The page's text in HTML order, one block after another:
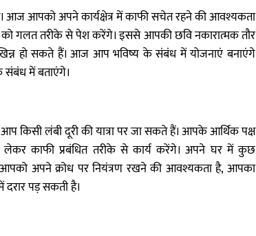
आज आपको अपने कार्यक्षेत्र में काफी सचेत रहने की आवश्यकता
गलत तरीके से पेश करेंगे। इससे आपकी छवि नकारात्मक तौर
हो सकते हैं। आज आप भविष्य के संबंध में योजनाएं बनाएंगे
में बताएंगे।
लंबी दूरी की यात्रा पर जा सकते हैं। आपके आर्थिक पक्ष
काफी प्रबंधित तरीके से कार्य करेंगे। अपने घर में कुछ
अपने क्रोध पर नियंत्रण रखने की आवश्यकता है, आपका
दरार पड़ सकती है।